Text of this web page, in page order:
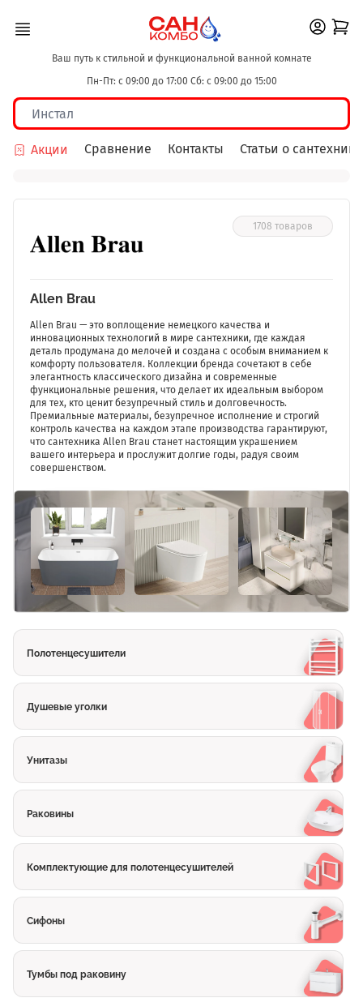
Ваш путь к стильной и функциональной ванной комнате
Пн-Пт: с 09:00 до 17:00 Сб: с 09:00 до 15:00
Акции Сравнение Контакты Статьи о сантехнике
Allen Brau
1708 товаров
Allen Brau — это воплощение немецкого качества и
инновационных технологий в мире сантехники, где каждая
деталь продумана до мелочей и создана с особым вниманием к
комфорту пользователя. Коллекции бренда сочетают в себе
элегантность классического дизайна и современные
функциональные решения, что делает их идеальным выбором
для тех, кто ценит безупречный стиль и долговечность.
Премиальные материалы, безупречное исполнение и строгий
контроль качества на каждом этапе производства гарантируют,
что сантехника Allen Brau станет настоящим украшением
вашего интерьера и прослужит долгие годы, радуя своим
совершенством.
Полотенцесушители
Душевые уголки
Унитазы
Раковины
Комплектующие для полотенцесушителей
Сифоны
Тумбы под раковину